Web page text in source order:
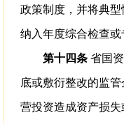
政策制度，并将典
纳入年度综合检查或
第十四条 省国
底或敷衍整改的监
营投资造成资产损